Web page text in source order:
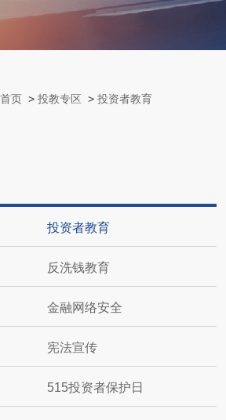
首页 > 投教专区 > 投资者教育
投资者教育
反洗钱教育
金融网络安全
宪法宣传
515投资者保护日